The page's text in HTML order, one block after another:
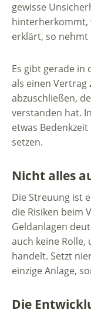
gewisse
hinterherkommt,
erklärt, so nehmt
Es gibt gerade in
als einen Vertrag
abzuschließen,
verstanden hat.
etwas
setzen.
Nicht alles
Die Streuung ist
die Risiken beim
Geldanlagen
auch keine Rolle,
handelt. Setzt
einzige Anlage,
Die